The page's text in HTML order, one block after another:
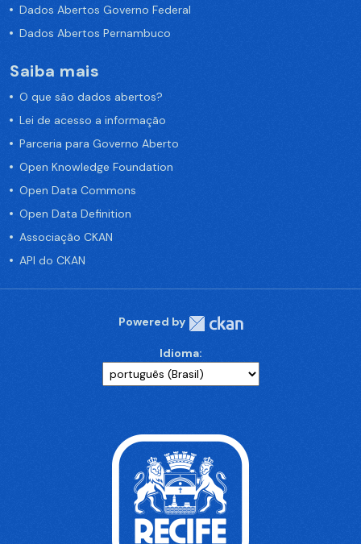
Dados Abertos Governo Federal
Dados Abertos Pernambuco
Saiba mais
O que são dados abertos?
Lei de acesso a informação
Parceria para Governo Aberto
Open Knowledge Foundation
Open Data Commons
Open Data Definition
Associação CKAN
API do CKAN
Powered by
Idioma